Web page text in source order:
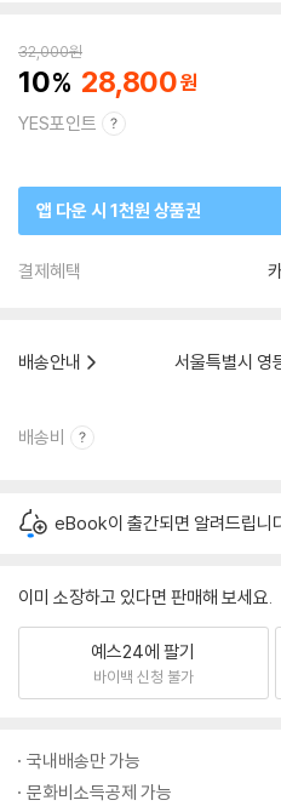
32,000원
10 28,800
YES포인트
앱 다운 시 1천원 상품권
결제혜택
배송안내
서울특별시 영
배송비
eBook이 출간되면 알려드립니
이미 소장하고 있다면 판매해 보세요.
예스24에 팔기
바이백 신청 불가
국내배송만 가능
문화비소득공제 가능